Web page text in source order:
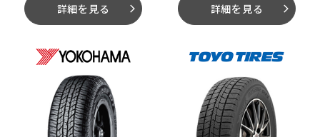
詳細を見る arrow_forward_ios 詳細を見る arrow_forward_ios